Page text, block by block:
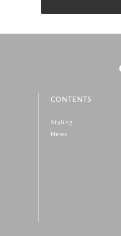
CONTENTS
Styling
News